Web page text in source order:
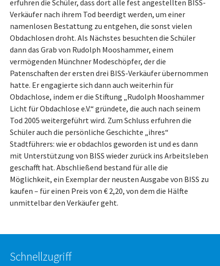
erfuhren die Schüler, dass dort alle fest angestellten BISS-
Verkäufer nach ihrem Tod beerdigt werden, um einer
namenlosen Bestattung zu entgehen, die sonst vielen
Obdachlosen droht. Als Nächstes besuchten die Schüler
dann das Grab von Rudolph Mooshammer, einem
vermögenden Münchner Modeschöpfer, der die
Patenschaften der ersten drei BISS-Verkäufer übernommen
hatte. Er engagierte sich dann auch weiterhin für
Obdachlose, indem er die Stiftung „Rudolph Mooshammer
Licht für Obdachlose e.V.“ gründete, die auch nach seinem
Tod 2005 weitergeführt wird. Zum Schluss erfuhren die
Schüler auch die persönliche Geschichte „ihres“
Stadtführers: wie er obdachlos geworden ist und es dann
mit Unterstützung von BISS wieder zurück ins Arbeitsleben
geschafft hat. Abschließend bestand für alle die
Möglichkeit, ein Exemplar der neusten Ausgabe von BISS zu
kaufen – für einen Preis von € 2,20, von dem die Hälfte
unmittelbar den Verkäufer geht.
Schnellzugriff